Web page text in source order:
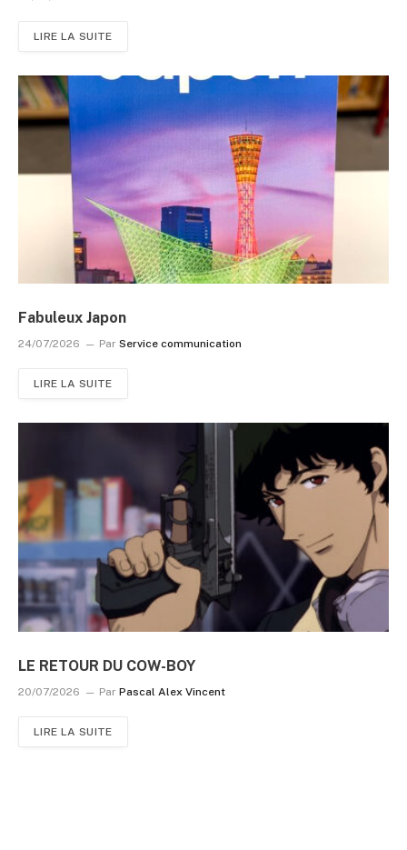
LIRE LA SUITE
Fabuleux Japon
24/07/2026 Par Service communication
LIRE LA SUITE
LE RETOUR DU COW-BOY
20/07/2026 Par Pascal Alex Vincent
LIRE LA SUITE